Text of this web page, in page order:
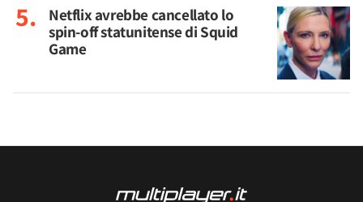
Netflix avrebbe cancellato lo
spin-off statunitense di Squid
Game